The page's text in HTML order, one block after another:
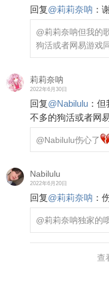
回复@莉莉奈呐 ：
@莉莉奈呐但我的
狗活或者网易游戏
莉莉奈呐
2022年6月30日
回复@Nabilulu ： 但
不多的狗活或者网
@Nabilulu伤心了
Nabilulu
2022年6月20日
回复@莉莉奈呐 ：
@莉莉奈呐独家的
查